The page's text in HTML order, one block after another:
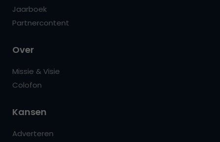
Jaarboek
Partnercontent
Over
Missie & Visie
Colofon
Kansen
Adverteren